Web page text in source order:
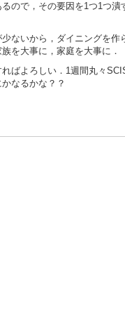
ので，その要因を1つ1つ潰
ないから，ダイニングを作
を大事に，家庭を大事に．
ばよろしい．1週間丸々
なるかな？？